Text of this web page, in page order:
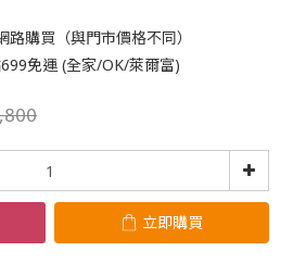
購買（與門市價格不同）
免運 (全家/OK/萊爾富)
立即購買